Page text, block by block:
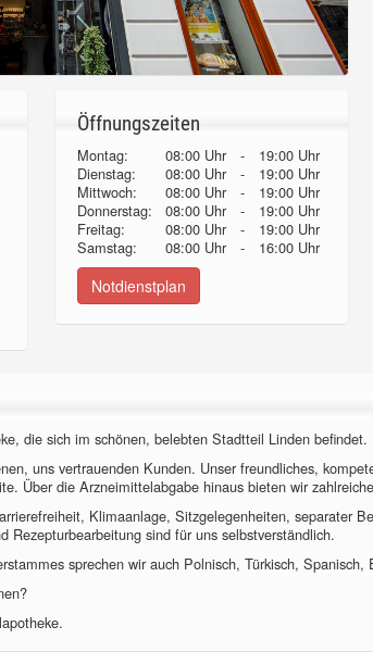
Öffnungszeiten
Montag: 08:00 Uhr -
19:00 Uhr
Dienstag:
08:00 Uhr -
19:00 Uhr
Mittwoch:
08:00 Uhr -
19:00 Uhr
Donnerstag:08:00 Uhr -
19:00 Uhr
Freitag:
08:00 Uhr -
19:00 Uhr
Samstag:
08:00 Uhr - 16:00 Uhr
Notdienstplan
die sich im schönen, belebten Stadtteil Linden befindet.
uns vertrauenden Kunden. Unser freundliches,
Über die Arzneimittelabgabe hinaus bieten wir
Klimaanlage, Sitzgelegenheiten, separater
Rezepturbearbeitung sind für uns selbstverständlich.
sprechen wir auch Polnisch, Türkisch, Spanisch,